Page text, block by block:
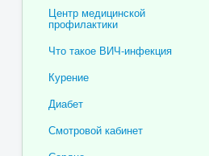
Центр медицинской
профилактики
Что такое ВИЧ-инфекция
Курение
Диабет
Смотровой кабинет